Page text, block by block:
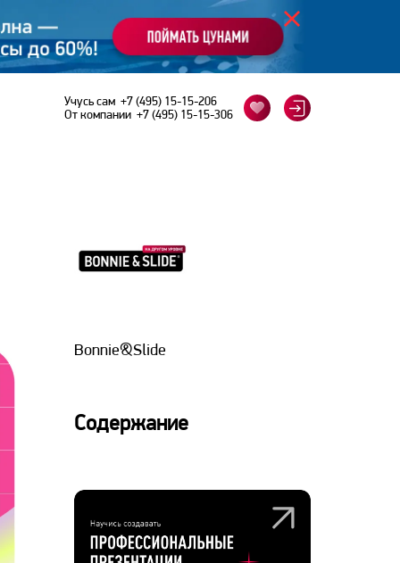
Учусь сам +7 (495) 15-15-206
От компании +7 (495) 15-15-306
Bonnie&Slide
Содержание